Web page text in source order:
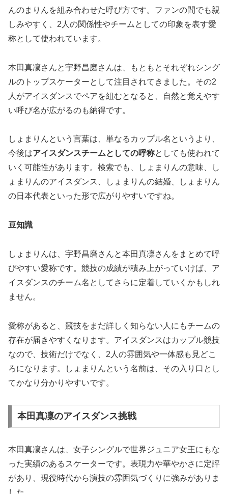
んのまりんを組み合わせた呼び方です。ファンの間でも親
しみやすく、2人の関係性やチームとしての印象を表す愛
称として使われています。
本田真凜さんと宇野昌磨さんは、もともとそれぞれシング
ルのトップスケーターとして注目されてきました。その2
人がアイスダンスでペアを組むとなると、自然と覚えやす
い呼び名が広がるのも納得です。
しょまりんという言葉は、単なるカップル名というより、
今後はアイスダンスチームとしての呼称としても使われて
いく可能性があります。検索でも、しょまりんの意味、し
ょまりんのアイスダンス、しょまりんの結婚、しょまりん
の日本代表といった形で広がりやすいですね。
豆知識
しょまりんは、宇野昌磨さんと本田真凜さんをまとめて呼
びやすい愛称です。競技の成績が積み上がっていけば、ア
イスダンスのチーム名としてさらに定着していくかもしれ
ません。
愛称があると、競技をまだ詳しく知らない人にもチームの
存在が届きやすくなります。アイスダンスはカップル競技
なので、技術だけでなく、2人の雰囲気や一体感も見どこ
ろになります。しょまりんという名前は、その入り口とし
てかなり分かりやすいです。
本田真凜のアイスダンス挑戦
本田真凜さんは、女子シングルで世界ジュニア女王にもな
った実績のあるスケーターです。表現力や華やかさに定評
があり、現役時代から演技の雰囲気づくりに強みがありま